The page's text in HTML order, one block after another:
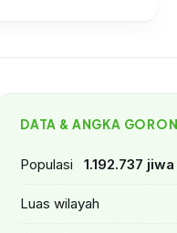
DATA & ANGKA
Populasi 1.192.737
Luas wilayah